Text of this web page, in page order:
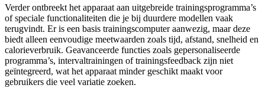
Verder ontbreekt het apparaat aan uitgebreide trainingsprogramma’s
of speciale functionaliteiten die je bij duurdere modellen vaak
terugvindt. Er is een basis trainingscomputer aanwezig, maar deze
biedt alleen eenvoudige meetwaarden zoals tijd, afstand, snelheid en
calorieverbruik. Geavanceerde functies zoals gepersonaliseerde
programma’s, intervaltrainingen of trainingsfeedback zijn niet
geïntegreerd, wat het apparaat minder geschikt maakt voor
gebruikers die veel variatie zoeken.